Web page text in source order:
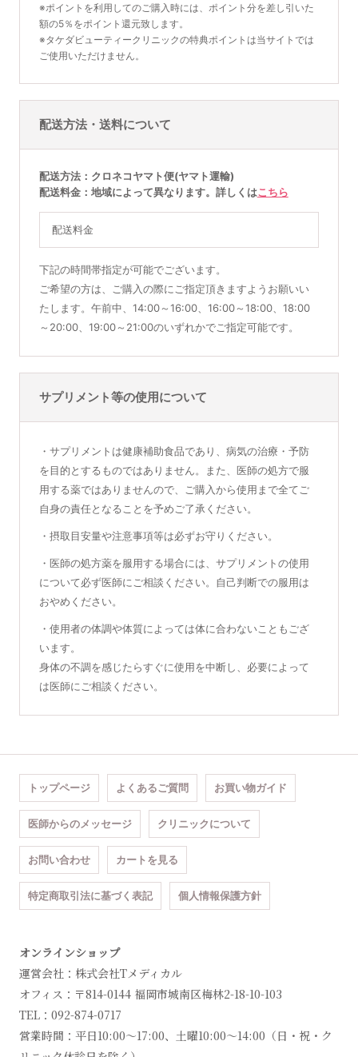
※ポイントを利用してのご購入時には、ポイント分を差し引いた
額の5％をポイント還元致します。
※タケダビューティークリニックの特典ポイントは当サイトでは
ご使用いただけません。
配送方法・送料について
配送方法
クロネコヤマト便(ヤマト運輸)
配送料金
地域によって異なります。詳しくはこちら
配送料金
下記の時間帯指定が可能でございます。
ご希望の方は、ご購入の際にご指定頂きますようお願いい
たします。午前中、14:00～16:00、16:00～18:00、18:00
～20:00、19:00～21:00のいずれかでご指定可能です。
サプリメント等の使用について
・サプリメントは健康補助食品であり、病気の治療・予防
を目的とするものではありません。また、医師の処方で服
用する薬ではありませんので、ご購入から使用まで全てご
自身の責任となることを予めご了承ください。
・摂取目安量や注意事項等は必ずお守りください。
・医師の処方薬を服用する場合には、サプリメントの使用
について必ず医師にご相談ください。自己判断での服用は
おやめください。
・使用者の体調や体質によっては体に合わないこともござ
います。
身体の不調を感じたらすぐに使用を中断し、必要によって
は医師にご相談ください。
トップページ よくあるご質問 お買い物ガイド
医師からのメッセージ クリニックについて
お問い合わせ カートを見る
特定商取引法に基づく表記 個人情報保護方針
オンラインショップ
運営会社：株式会社Tメディカル
オフィス：〒814-0144 福岡市城南区梅林2-18-10-103
TEL：092-874-0717
営業時間：平日10:00～17:00、土曜10:00～14:00（日・祝・ク